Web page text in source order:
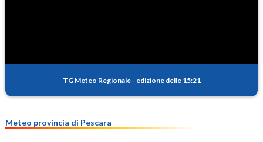
TG Meteo Regionale - edizione delle 15:21
Meteo provincia di Pescara